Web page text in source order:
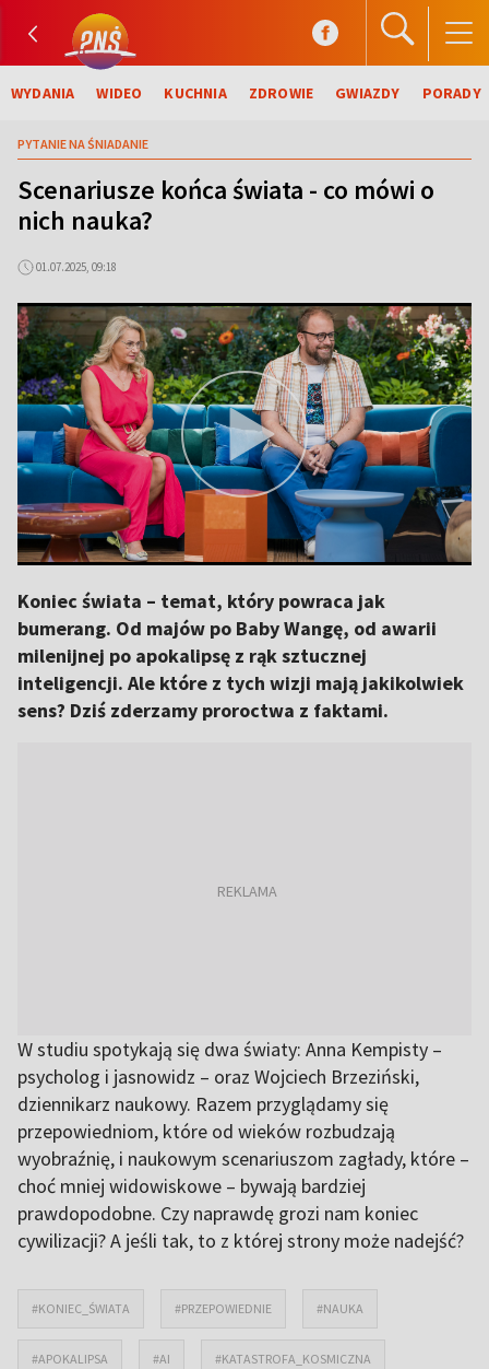
WYDANIA WIDEO KUCHNIA ZDROWIE GWIAZDY PORADY
PYTANIE NA ŚNIADANIE
Scenariusze końca świata - co mówi o
nich nauka?
01.07.2025, 09:18
Koniec świata – temat, który powraca jak
bumerang. Od majów po Baby Wangę, od awarii
milenijnej po apokalipsę z rąk sztucznej
inteligencji. Ale które z tych wizji mają jakikolwiek
sens? Dziś zderzamy proroctwa z faktami.
W studiu spotykają się dwa światy: Anna Kempisty –
psycholog i jasnowidz – oraz Wojciech Brzeziński,
dziennikarz naukowy. Razem przyglądamy się
przepowiedniom, które od wieków rozbudzają
wyobraźnię, i naukowym scenariuszom zagłady, które –
choć mniej widowiskowe – bywają bardziej
prawdopodobne. Czy naprawdę grozi nam koniec
cywilizacji? A jeśli tak, to z której strony może nadejść?
#KONIEC_ŚWIATA #PRZEPOWIEDNIE #NAUKA
#APOKALIPSA #AI #KATASTROFA_KOSMICZNA